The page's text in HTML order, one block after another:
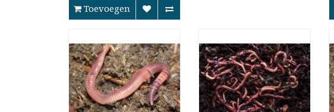
Toevoegen